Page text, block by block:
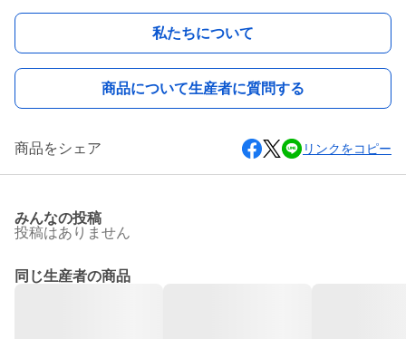
私たちについて
商品について生産者に質問する
商品をシェア リンクをコピー
みんなの投稿
投稿はありません
同じ生産者の商品